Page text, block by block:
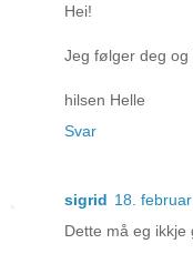
Hei!
Jeg følger deg og
hilsen Helle
Svar
sigrid 18.
Dette må eg ikkje